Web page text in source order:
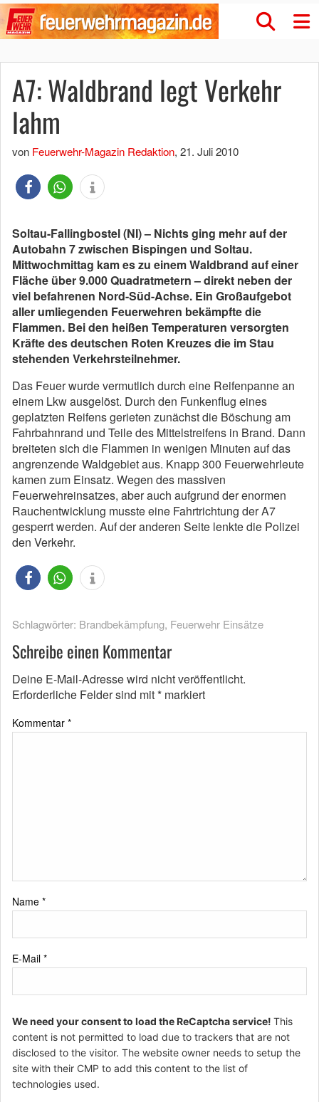
A7: Waldbrand legt Verkehr
lahm
von Feuerwehr-Magazin Redaktion, 21. Juli 2010
Soltau-Fallingbostel (NI) – Nichts ging mehr auf der
Autobahn 7 zwischen Bispingen und Soltau.
Mittwochmittag kam es zu einem Waldbrand auf einer
Fläche über 9.000 Quadratmetern – direkt neben der
viel befahrenen Nord-Süd-Achse. Ein Großaufgebot
aller umliegenden Feuerwehren bekämpfte die
Flammen. Bei den heißen Temperaturen versorgten
Kräfte des deutschen Roten Kreuzes die im Stau
stehenden Verkehrsteilnehmer.
Das Feuer wurde vermutlich durch eine Reifenpanne an
einem Lkw ausgelöst. Durch den Funkenflug eines
geplatzten Reifens gerieten zunächst die Böschung am
Fahrbahnrand und Teile des Mittelstreifens in Brand. Dann
breiteten sich die Flammen in wenigen Minuten auf das
angrenzende Waldgebiet aus. Knapp 300 Feuerwehrleute
kamen zum Einsatz. Wegen des massiven
Feuerwehreinsatzes, aber auch aufgrund der enormen
Rauchentwicklung musste eine Fahrtrichtung der A7
gesperrt werden. Auf der anderen Seite lenkte die Polizei
den Verkehr.
Schlagwörter: Brandbekämpfung, Feuerwehr Einsätze
Schreibe einen Kommentar
Deine E-Mail-Adresse wird nicht veröffentlicht.
Erforderliche Felder sind mit* markiert
Kommentar *
Name *
E-Mail *
We need your consent to load the ReCaptcha service! This
content is not permitted to load due to trackers that are not
disclosed to the visitor. The website owner needs to setup the
site with their CMP to add this content to the list of
technologies used.